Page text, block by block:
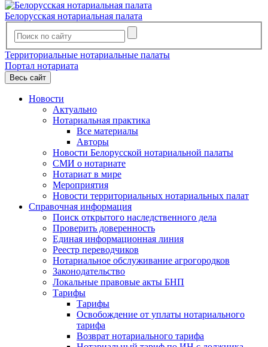
Белорусская нотариальная палата
Территориальные нотариальные палаты
Портал нотариата
Весь сайт
Новости
Актуально
Нотариальная практика
Все материалы
Авторы
Новости Белорусской нотариальной палаты
СМИ о нотариате
Нотариат в мире
Мероприятия
Новости территориальных нотариальных палат
Справочная информация
Поиск открытого наследственного дела
Проверить доверенность
Единая информационная линия
Реестр переводчиков
Нотариальное обслуживание агрогородков
Законодательство
Локальные правовые акты БНП
Тарифы
Тарифы
Освобождение от уплаты нотариального
тарифа
Возврат нотариального тарифа